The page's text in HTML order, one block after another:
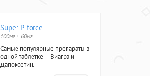
Super P-force
100мг + 60мг
Самые популярные препараты в
одной таблетке — Виагра и
Дапоксетин.